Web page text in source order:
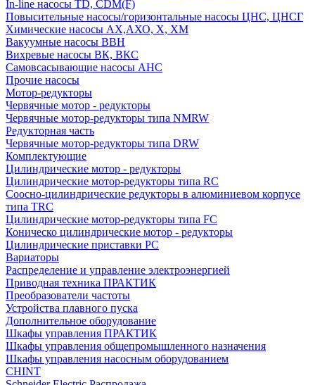
In-line насосы TD, CDM(F)
Повысительные насосы/горизонтальные насосы ЦНС, ЦНСГ
Химические насосы АХ,АХО, Х, ХМ
Вакуумные насосы ВВН
Вихревые насосы ВК, ВКС
Самовсасывающие насосы АНС
Прочие насосы
Мотор-редукторы
Червячные мотор - редукторы
Червячные мотор-редукторы типа NMRW
Редукторная часть
Червячные мотор-редукторы типа DRW
Комплектующие
Цилиндрические мотор - редукторы
Цилиндрические мотор-редукторы типа RC
Соосно-цилиндрические редукторы в алюминиевом корпусе
типа TRC
Цилиндрические мотор-редукторы типа FC
Коническо цилиндрические мотор - редукторы
Цилиндрические приставки PC
Вариаторы
Распределение и управление электроэнергией
Приводная техника ПРАКТИК
Преобразователи частоты
Устройства плавного пуска
Дополнительное оборудование
Шкафы управления ПРАКТИК
Шкафы управления общепромышленного назначения
Шкафы управления насосным оборудованием
CHINT